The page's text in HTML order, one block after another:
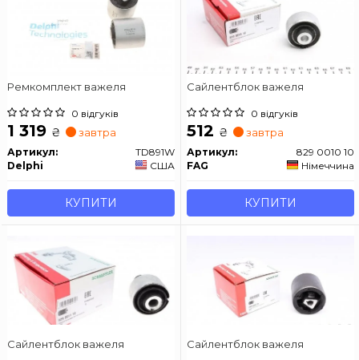
Ремкомплект важеля
0 відгуків
1 319 ₴ завтра
Артикул:
TD891W
Delphi
США
КУПИТИ
Сайлентблок важеля
0 відгуків
512 ₴ завтра
Артикул:
829 0010 10
FAG
Німеччина
КУПИТИ
Сайлентблок важеля Сайлентблок важеля